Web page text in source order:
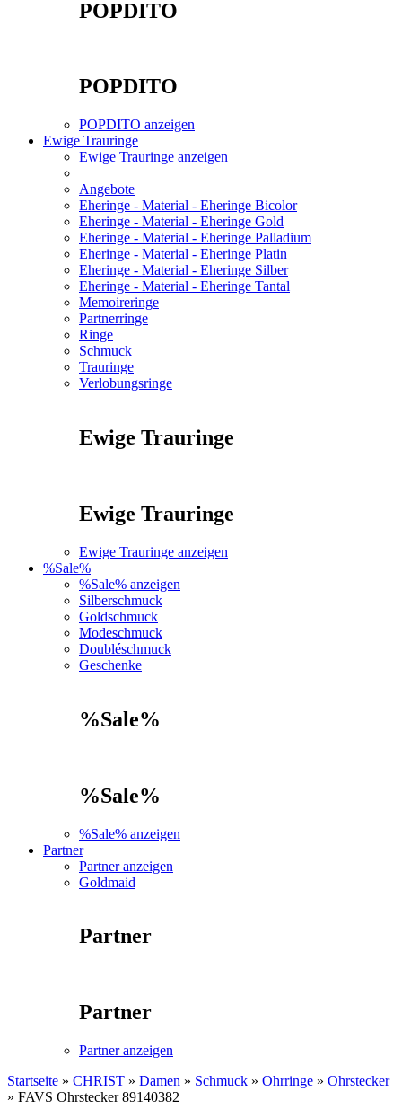
POPDITO
POPDITO
POPDITO anzeigen
Ewige Trauringe
Ewige Trauringe anzeigen
Angebote
Eheringe - Material - Eheringe Bicolor
Eheringe - Material - Eheringe Gold
Eheringe - Material - Eheringe Palladium
Eheringe - Material - Eheringe Platin
Eheringe - Material - Eheringe Silber
Eheringe - Material - Eheringe Tantal
Memoireringe
Partnerringe
Ringe
Schmuck
Trauringe
Verlobungsringe
Ewige Trauringe
Ewige Trauringe
Ewige Trauringe anzeigen
%Sale%
%Sale% anzeigen
Silberschmuck
Goldschmuck
Modeschmuck
Doubléschmuck
Geschenke
%Sale%
%Sale%
%Sale% anzeigen
Partner
Partner anzeigen
Goldmaid
Partner
Partner
Partner anzeigen
Startseite » CHRIST » Damen » Schmuck » Ohrringe » Ohrstecker
» FAVS Ohrstecker 89140382